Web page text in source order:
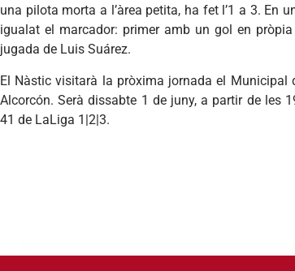
una pilota morta a l’àrea petita, ha fet l’1 a 3. En
igualat el marcador: primer amb un gol en
jugada de Luis Suárez.
El Nàstic visitarà la pròxima jornada el Municipal
Alcorcón. Serà dissabte 1 de juny, a partir de les
41 de LaLiga 1|2|3.